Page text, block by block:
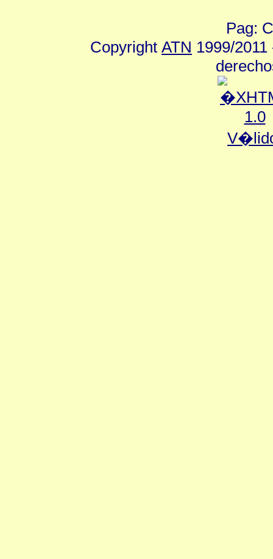
Pag:
Copyright ATN 1999/